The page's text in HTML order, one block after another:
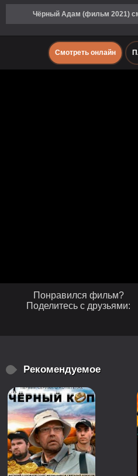
Чёрный Адам (фильм 2021)
Смотреть онлайн
Понравился фильм?
Поделитесь с друзьями:
Рекомендуемое